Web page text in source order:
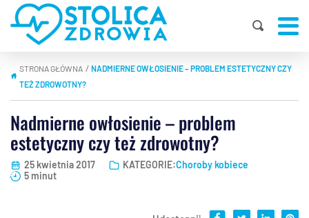
STRONA GŁÓWNA | NADMIERNE OWŁOSIENIE – PROBLEM ESTETYCZNY CZY
TEŻ ZDROWOTNY?
Nadmierne owłosienie – problem
estetyczny czy też zdrowotny?
25 kwietnia 2017 KATEGORIE:Choroby kobiece
5 minut